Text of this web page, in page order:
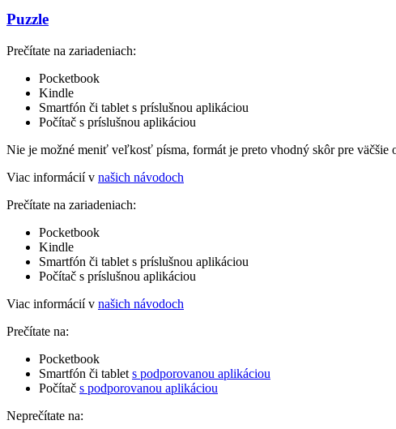
Puzzle
Prečítate na zariadeniach:
Pocketbook
Kindle
Smartfón či tablet s príslušnou aplikáciou
Počítač s príslušnou aplikáciou
Nie je možné meniť veľkosť písma, formát je preto vhodný skôr pre väčšie
Viac informácií v našich návodoch
Prečítate na zariadeniach:
Pocketbook
Kindle
Smartfón či tablet s príslušnou aplikáciou
Počítač s príslušnou aplikáciou
Viac informácií v našich návodoch
Prečítate na:
Pocketbook
Smartfón či tablet s podporovanou aplikáciou
Počítač s podporovanou aplikáciou
Neprečítate na: